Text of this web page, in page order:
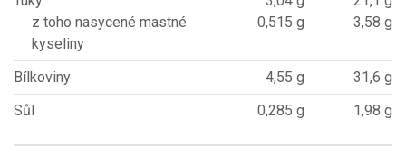
z toho nasycené mastné
kyseliny
0,515 g
3,58 g
Bílkoviny 4,55 g
31,6 g
Sůl
0,285 g 1,98 g